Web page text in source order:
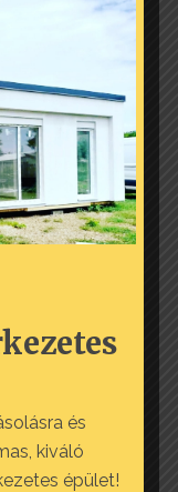
és
kiváló
épület!